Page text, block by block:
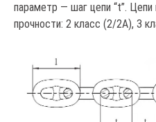
параметр — шаг цепи “t”.
прочности: 2 класс (2/2А), 3